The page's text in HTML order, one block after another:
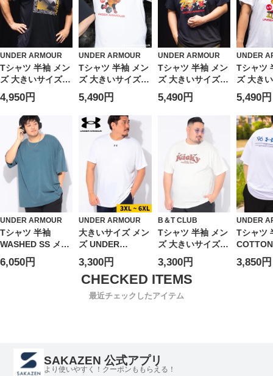
UNDER ARMOUR
Tシャツ 半袖 メン
ズ 大きいサイズ
サカゼン80周年記
念 オリジナルデザ
イン クルーネック
GRADATION トッ
プスカジュアル 春
夏
4,950円
UNDER ARMOUR
Tシャツ 半袖 メン
ズ 大きいサイズ
サカゼン80周年記
念 オリジナルデザ
イン クルーネック
ICECREAM トッ
プスカジュアル 春
5,490円
UNDER ARMOUR
Tシャツ 半袖 メン
ズ 大きいサイズ
サカゼン80周年記
念 オリジナルデザ
HUMBURGER ト
ップスカジュアル
5,490円
UNDER
Tシャツ
ズ 大き
サカゼ
念 オリ
イン ク
PIZZA
ジュア
5,490円
UNDER ARMOUR
Tシャツ 半袖
WASHED SS メン
ズ 大きいサイズ
LOOSE ヘビーウ
6,050円
UNDER ARMOUR
大きいサイズ メン
ズ UNDER
ARMOUR (アンダ
ーアーマー) 日本
規格 LOOSE ワン
ポイント クルーネ
ック 半袖 Tシャツ
3,300円
B＆T CLUB
Tシャツ 半袖 メン
ズ 大きいサイズ
アニマル 刺繍×プ
リント クルーネッ
ク カットソー ト
ップス ゆったり
プリント 春 夏
3,300円
UNDER
Tシャツ
COTTON
ズ 大き
3,850円
最近チェックしたアイテム
SAKAZEN 公式アプリ
より使いやすく！クーポンももらえる！